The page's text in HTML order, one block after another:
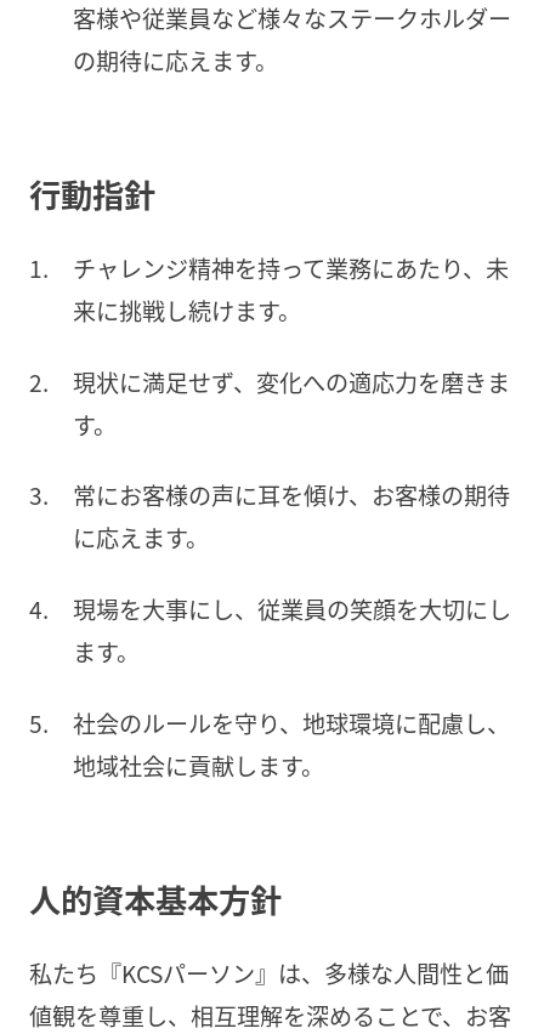
客様や従業員など様々なステークホルダー
の期待に応えます。
行動指針
チャレンジ精神を持って業務にあたり、未
来に挑戦し続けます。
現状に満足せず、変化への適応力を磨きま
す。
常にお客様の声に耳を傾け、お客様の期待
に応えます。
現場を大事にし、従業員の笑顔を大切にし
ます。
社会のルールを守り、地球環境に配慮し、
地域社会に貢献します。
人的資本基本方針
私たち『KCSパーソン』は、多様な人間性と価
値観を尊重し、相互理解を深めることで、お客